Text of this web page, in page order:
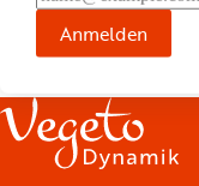
Anmelden